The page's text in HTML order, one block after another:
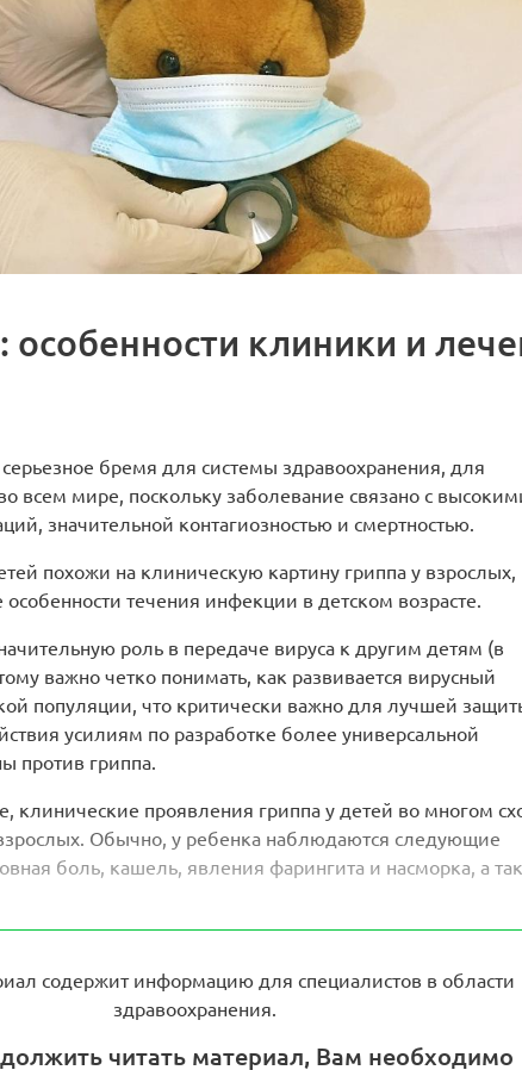
особенности клиники и
бремя для системы здравоохранения, для
всем мире, поскольку заболевание связано с
значительной контагиозностью и смертностью.
похожи на клиническую картину гриппа у взрослых,
течения инфекции в детском возрасте.
роль в передаче вируса к другим детям (в
важно четко понимать, как развивается вирусный
популяции, что критически важно для лучшей
усилиям по разработке более универсальной
против гриппа.
клинические проявления гриппа у детей во многом
Обычно, у ребенка наблюдаются следующие
боль, кашель, явления фарингита и насморка, а
содержит информацию для специалистов в области
здравоохранения.
читать материал, Вам необходимо